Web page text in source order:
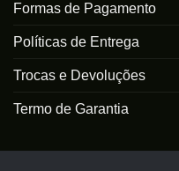
Formas de Pagamento
Políticas de Entrega
Trocas e Devoluções
Termo de Garantia